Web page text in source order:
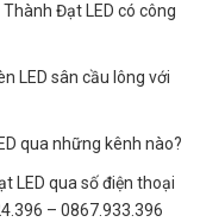
Đạt LED có công
LED sân cầu lông với
qua những kênh nào?
LED qua số điện thoại
– 0867.933.396